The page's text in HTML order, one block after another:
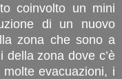
coinvolto un mini
di un nuovo
zona che sono a
zona dove c’è
evacuazioni, i